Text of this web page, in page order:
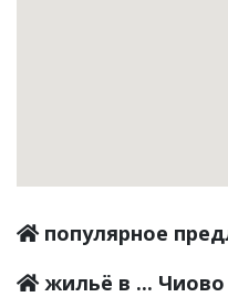
популярное
жильё в ... Чиово